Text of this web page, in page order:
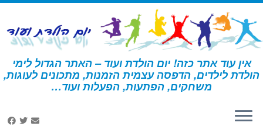
דלג
לתוכן
אין עוד אתר כזה! יום הולדת ועוד – האתר הגדול לימי
הולדת לילדים, הדפסה עצמית הזמנות, מתכונים לעוגות,
משחקים, הפתעות, הפעלות ועוד… דף הבית » הדפסות – הארי פוטר » עמוד 42
הדפסות – הארי פוטר